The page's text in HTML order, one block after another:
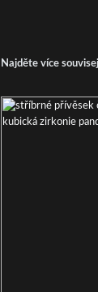
Najděte více